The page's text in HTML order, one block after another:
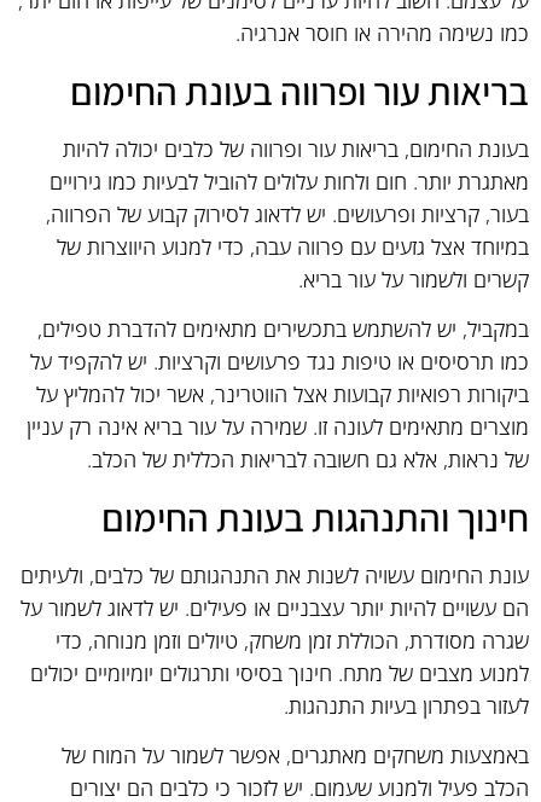
כמו נשימה מהירה או חוסר אנרגיה.
בריאות עור ופרווה בעונת החימום
בעונת החימום, בריאות עור ופרווה של כלבים יכולה להיות
מאתגרת יותר. חום ולחות עלולים להוביל לבעיות כמו גירויים
בעור, קרציות ופרעושים. יש לדאוג לסירוק קבוע של הפרווה,
במיוחד אצל גזעים עם פרווה עבה, כדי למנוע היווצרות של
קשרים ולשמור על עור בריא.
במקביל, יש להשתמש בתכשירים מתאימים להדברת טפילים,
כמו תרסיסים או טיפות נגד פרעושים וקרציות. יש להקפיד על
ביקורות רפואיות קבועות אצל הווטרינר, אשר יכול להמליץ על
מוצרים מתאימים לעונה זו. שמירה על עור בריא אינה רק עניין
של נראות, אלא גם חשובה לבריאות הכללית של הכלב.
חינוך והתנהגות בעונת החימום
עונת החימום עשויה לשנות את התנהגותם של כלבים, ולעיתים
הם עשויים להיות יותר עצבניים או פעילים. יש לדאוג לשמור על
שגרה מסודרת, הכוללת זמן משחק, טיולים וזמן מנוחה, כדי
למנוע מצבים של מתח. חינוך בסיסי ותרגולים יומיומיים יכולים
לעזור בפתרון בעיות התנהגות.
באמצעות משחקים מאתגרים, אפשר לשמור על המוח של
הכלב פעיל ולמנוע שעמום. יש לזכור כי כלבים הם יצורים